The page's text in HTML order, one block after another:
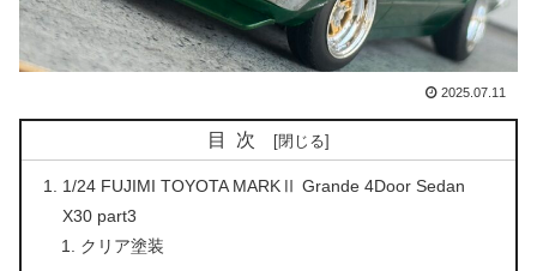
2025.07.11
目次
1/24 FUJIMI TOYOTA MARKⅡ Grande 4Door Sedan
X30 part3
クリア塗装